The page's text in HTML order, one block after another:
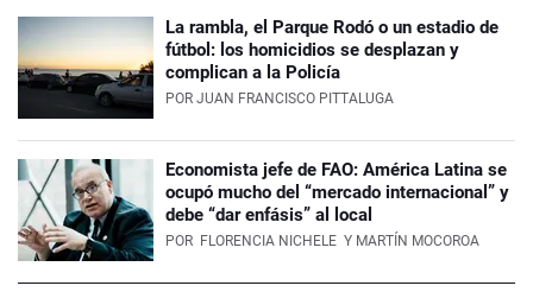
La rambla, el Parque Rodó o un estadio de
fútbol: los homicidios se desplazan y
complican a la Policía
POR JUAN FRANCISCO PITTALUGA
Economista jefe de FAO: América Latina se
ocupó mucho del “mercado internacional” y
debe “dar enfásis” al local
POR FLORENCIA NICHELE Y MARTÍN MOCOROA